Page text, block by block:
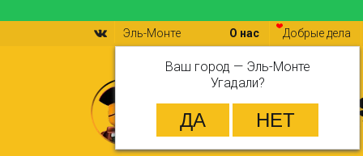
Эль-Монте
Ваш город — Эль-Монте
Угадали?
О нас Добрые дела